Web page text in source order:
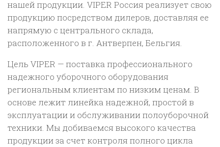
нашей продукции. VIPER Россия реализует свою
продукцию посредством дилеров, доставляя ее
напрямую с центрального склада,
расположенного в г. Антверпен, Бельгия.
Цель VIPER — поставка профессионального
надежного уборочного оборудования
региональным клиентам по низким ценам. В
основе лежит линейка надежной, простой в
эксплуатации и обслуживании полоуборочной
техники. Мы добиваемся высокого качества
продукции за счет контроля полного цикла